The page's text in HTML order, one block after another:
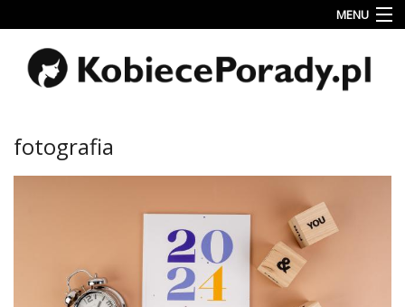
MENU
Uroda
Miłość
fotografia